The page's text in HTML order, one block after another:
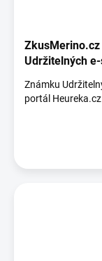
Udržitelných
Známku
portál